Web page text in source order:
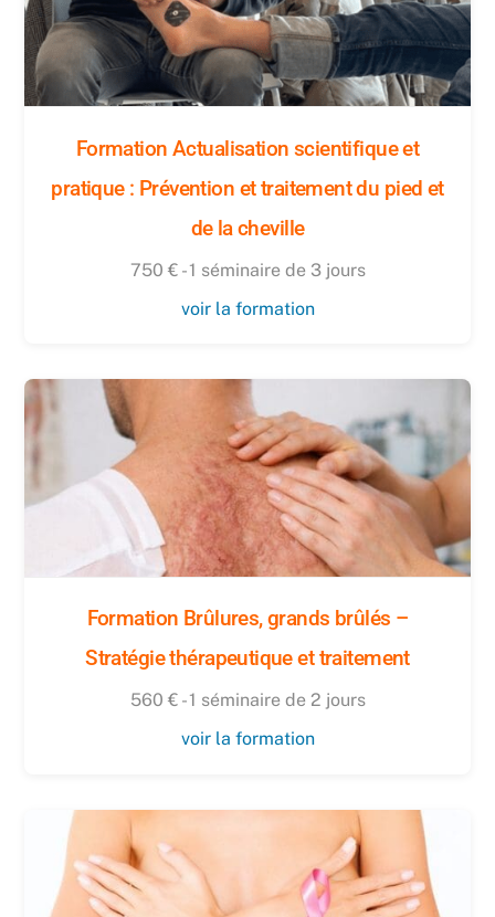
Formation Actualisation scientifique et
pratique : Prévention et traitement du pied et
de la cheville
750 € - 1 séminaire de 3 jours
voir la formation
Formation Brûlures, grands brûlés –
Stratégie thérapeutique et traitement
560 € - 1 séminaire de 2 jours
voir la formation